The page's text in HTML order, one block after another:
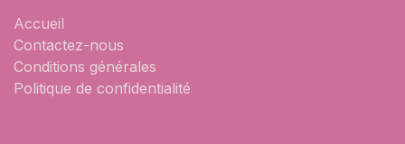
Accueil
Contactez-nous
Conditions générales
Politique de confidentialité